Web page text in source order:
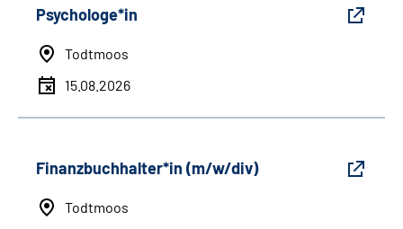
Psychologe*in
Todtmoos
15.08.2026
Finanzbuchhalter*in (m/w/div)
Todtmoos